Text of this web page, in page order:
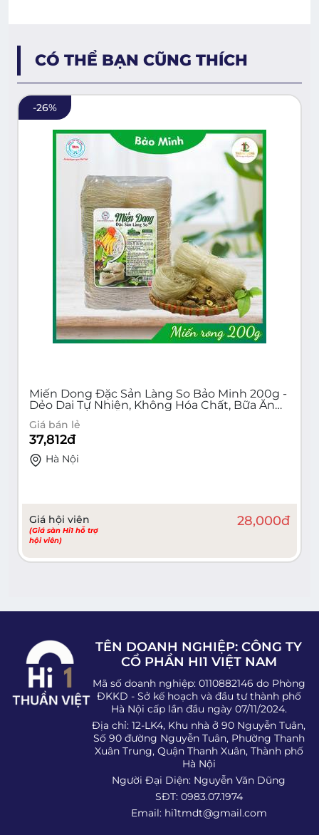
CÓ THỂ BẠN CŨNG THÍCH
-26%
Miến Dong Đặc Sản Làng So Bảo Minh 200g -
Dẻo Dai Tự Nhiên, Không Hóa Chất, Bữa Ăn
Dinh Dưỡng, Hỗ Trợ Tiêu Hóa | Miến Dong
Truyền Thống
Giá bán lẻ
37,812đ
Hà Nội
Giá hội viên
(Giá sàn Hi1 hỗ trợ
hội viên)
28,000đ
TÊN DOANH NGHIỆP: CÔNG TY
CỔ PHẦN HI1 VIỆT NAM
Mã số doanh nghiệp: 0110882146 do Phòng
ĐKKD - Sở kế hoạch và đầu tư thành phố
Hà Nội cấp lần đầu ngày 07/11/2024.
Địa chỉ: 12-LK4, Khu nhà ở 90 Nguyễn Tuân,
Số 90 đường Nguyễn Tuân, Phường Thanh
Xuân Trung, Quận Thanh Xuân, Thành phố
Hà Nội
Người Đại Diện: Nguyễn Văn Dũng
SĐT: 0983.07.1974
Email: hi1tmdt@gmail.com